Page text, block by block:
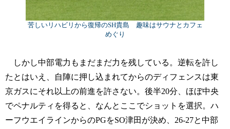
苦しいリハビリから復帰のSH貴島 趣味はサウナとカフェ
めぐり
しかし中部電力もまだまだ力を残している。逆転を許し
たとはいえ、自陣に押し込まれてからのディフェンスは東
京ガスにそれ以上の前進を許さない。後半20分、ほぼ中央
でペナルティを得ると、なんとここでショットを選択。ハ
ーフウエイラインからのPGをSO津田が決め、26-27と中部